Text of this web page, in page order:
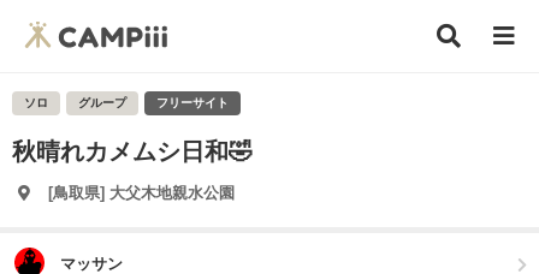
ソロ グループ フリーサイト
秋晴れカメムシ日和🤣
[鳥取県] 大父木地親水公園
マッサン